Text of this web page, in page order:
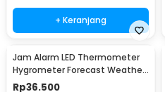
+ Keranjang
Jam Alarm LED Thermometer
Hygrometer Forecast Weather
Station - 2159T
Rp36.500